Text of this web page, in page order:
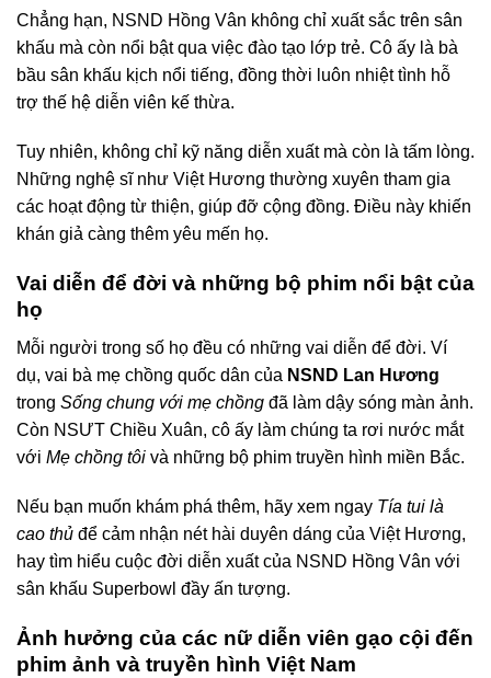
Chẳng hạn, NSND Hồng Vân không chỉ xuất sắc trên sân
khấu mà còn nổi bật qua việc đào tạo lớp trẻ. Cô ấy là bà
bầu sân khấu kịch nổi tiếng, đồng thời luôn nhiệt tình hỗ
trợ thế hệ diễn viên kế thừa.
Tuy nhiên, không chỉ kỹ năng diễn xuất mà còn là tấm lòng.
Những nghệ sĩ như Việt Hương thường xuyên tham gia
các hoạt động từ thiện, giúp đỡ cộng đồng. Điều này khiến
khán giả càng thêm yêu mến họ.
Vai diễn để đời và những bộ phim nổi bật của
họ
Mỗi người trong số họ đều có những vai diễn để đời. Ví
dụ, vai bà mẹ chồng quốc dân của NSND Lan Hương
trong Sống chung với mẹ chồng đã làm dậy sóng màn ảnh.
Còn NSƯT Chiều Xuân, cô ấy làm chúng ta rơi nước mắt
với Mẹ chồng tôi và những bộ phim truyền hình miền Bắc.
Nếu bạn muốn khám phá thêm, hãy xem ngay Tía tui là
cao thủ để cảm nhận nét hài duyên dáng của Việt Hương,
hay tìm hiểu cuộc đời diễn xuất của NSND Hồng Vân với
sân khấu Superbowl đầy ấn tượng.
Ảnh hưởng của các nữ diễn viên gạo cội đến
phim ảnh và truyền hình Việt Nam